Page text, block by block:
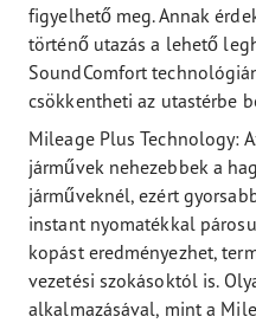
figyelhető meg. Annak
történő utazás a lehető
SoundComfort
csökkentheti az utastérbe
Mileage Plus Technology:
járművek nehezebbek a
járműveknél, ezért
instant nyomatékkal
kopást eredményezhet,
vezetési szokásoktól is.
alkalmazásával, mint a